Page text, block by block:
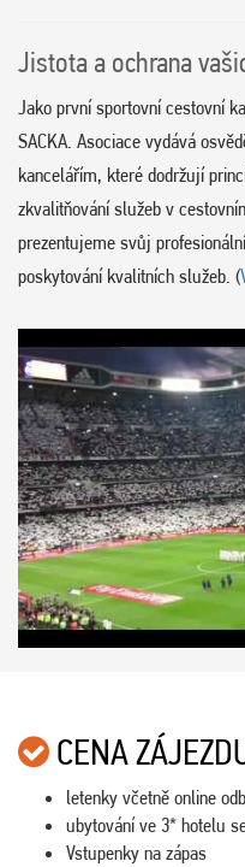
Jistota a ochrana
Jako první sportovní cestovní
SACKA. Asociace vydává
kancelářím, které dodržují
zkvalitňování služeb v
prezentujeme svůj
poskytování kvalitních služeb. (
CENA
letenky včetně online
ubytování ve 3* hotelu
Vstupenky na zápas